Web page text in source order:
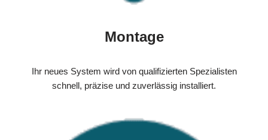
Montage
Ihr neues System wird von qualifizierten Spezialisten
schnell, präzise und zuverlässig installiert.